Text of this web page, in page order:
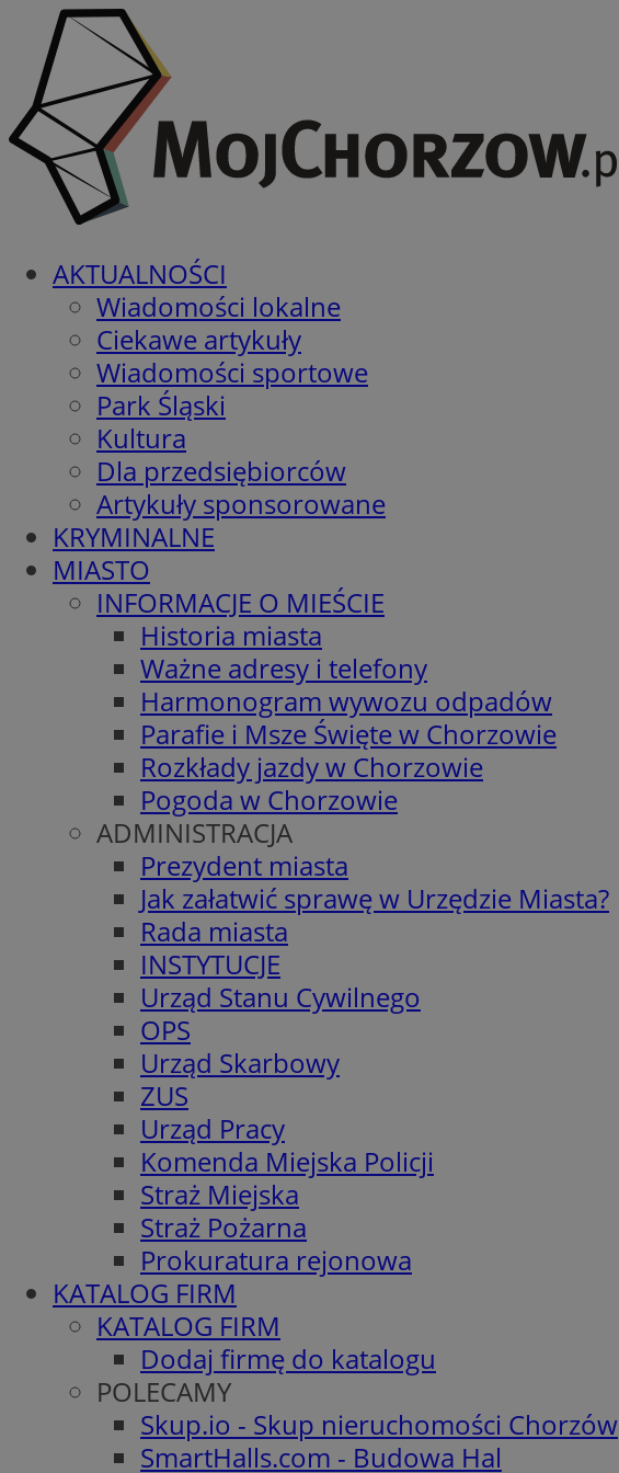
AKTUALNOŚCI
Wiadomości lokalne
Ciekawe artykuły
Wiadomości sportowe
Park Śląski
Kultura
Dla przedsiębiorców
Artykuły sponsorowane
KRYMINALNE
MIASTO
INFORMACJE O MIEŚCIE
Historia miasta
Ważne adresy i telefony
Harmonogram wywozu odpadów
Parafie i Msze Święte w Chorzowie
Rozkłady jazdy w Chorzowie
Pogoda w Chorzowie
ADMINISTRACJA
Prezydent miasta
Jak załatwić sprawę w Urzędzie Miasta?
Rada miasta
INSTYTUCJE
Urząd Stanu Cywilnego
OPS
Urząd Skarbowy
ZUS
Urząd Pracy
Komenda Miejska Policji
Straż Miejska
Straż Pożarna
Prokuratura rejonowa
KATALOG FIRM
KATALOG FIRM
Dodaj firmę do katalogu
POLECAMY
Skup.io - Skup nieruchomości Chorzów
SmartHalls.com - Budowa Hal